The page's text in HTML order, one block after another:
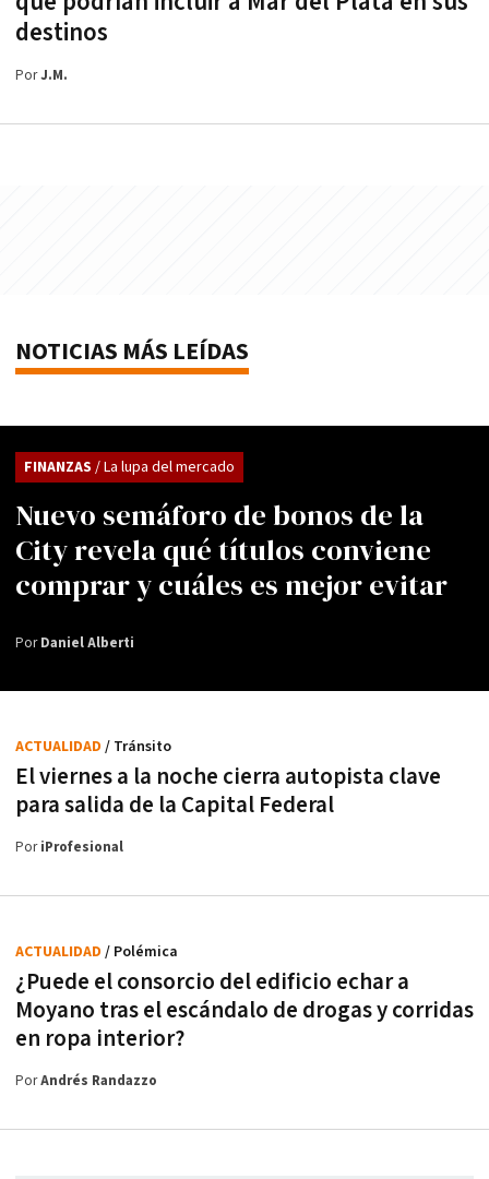
destinos
PorJ.M.
NOTICIAS MÁS LEÍDAS
Nuevo semáforo de bonos de la
City revela qué títulos conviene
comprar y cuáles es mejor evitar
FINANZAS / La lupa del mercado
PorDaniel Alberti
El viernes a la noche cierra autopista clave
para salida de la Capital Federal
ACTUALIDAD / Tránsito
PoriProfesional
¿Puede el consorcio del edificio echar a
Moyano tras el escándalo de drogas y corridas
en ropa interior?
ACTUALIDAD / Polémica
PorAndrés Randazzo